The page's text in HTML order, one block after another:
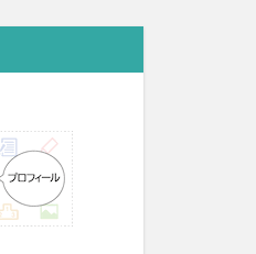
news